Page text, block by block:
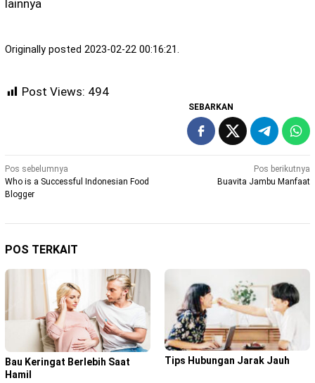
lainnya
Originally posted 2023-02-22 00:16:21.
Post Views: 494
SEBARKAN
Navigasi
pos
Pos sebelumnya
Who is a Successful Indonesian Food
Blogger
Pos berikutnya
Buavita Jambu Manfaat
POS TERKAIT
Bau Keringat Berlebih Saat
Hamil
Tips Hubungan Jarak Jauh